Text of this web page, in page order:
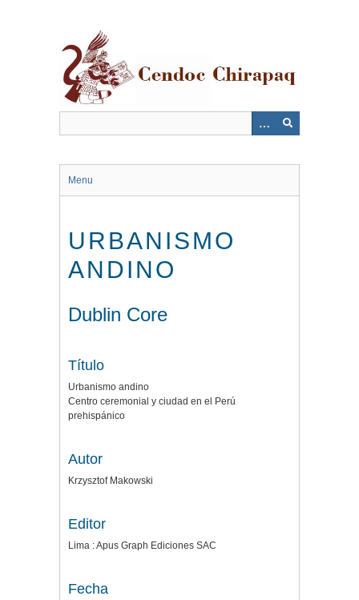
Menu
URBANISMO
ANDINO
Dublin Core
Título
Urbanismo andino
Centro ceremonial y ciudad en el Perú
prehispánico
Autor
Krzysztof Makowski
Editor
Lima : Apus Graph Ediciones SAC
Fecha